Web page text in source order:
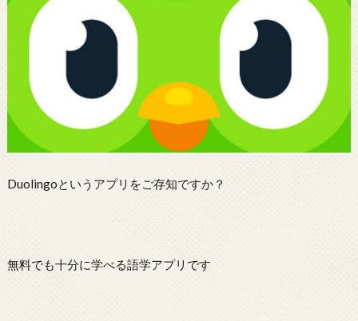
Duolingoというアプリをご存知ですか？
無料でも十分に学べる語学アプリです